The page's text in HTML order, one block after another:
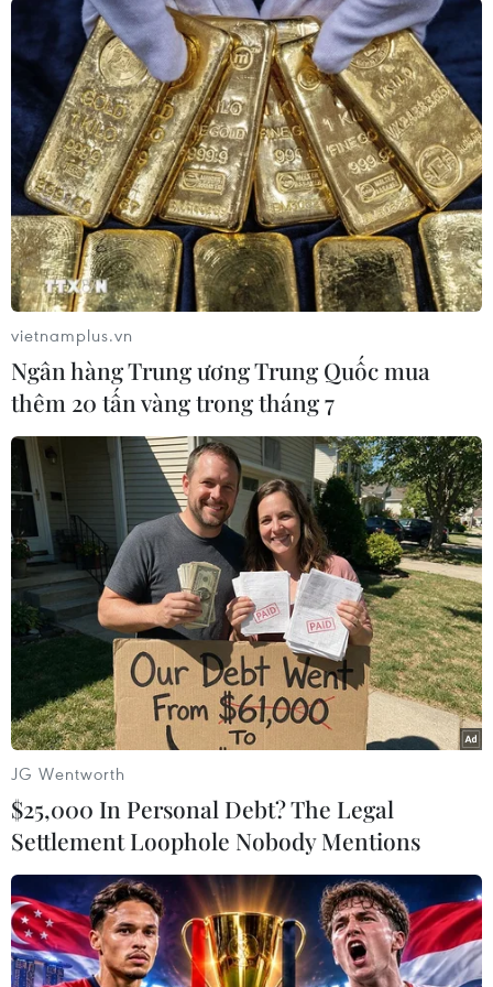
việc ra quyết định về Huawei.
Việc ông Trump đề cập đến mạng "6G" không
tồn tại có thể chỉ là một dấu hiệu cho thấy ông
muốn các hãng công nghệ của Mỹ cần phải tăng
tốc hơn trong phát triển công nghệ.
Nhà Trắng cho đến nay chưa có bình luận nào
về dòng tweet trên của ông Trump./.
(Vietnam+)
#Mạng 5G
#Công nghệ Mỹ
#Tổng thống Donald Trump
#Huawei
#Mạng không dây
Mỹ
Theo dõi VietnamPlus
vietnamplus.vn
Ngân hàng Trung ương Trung Quốc mua
thêm 20 tấn vàng trong tháng 7
JG Wentworth
$25,000 In Personal Debt? The Legal
Settlement Loophole Nobody Mentions